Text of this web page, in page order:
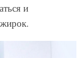
и